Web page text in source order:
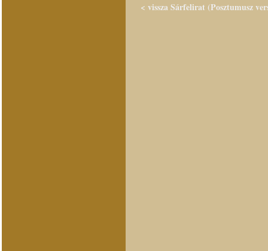
< vissza Sárfelirat (Posztumusz